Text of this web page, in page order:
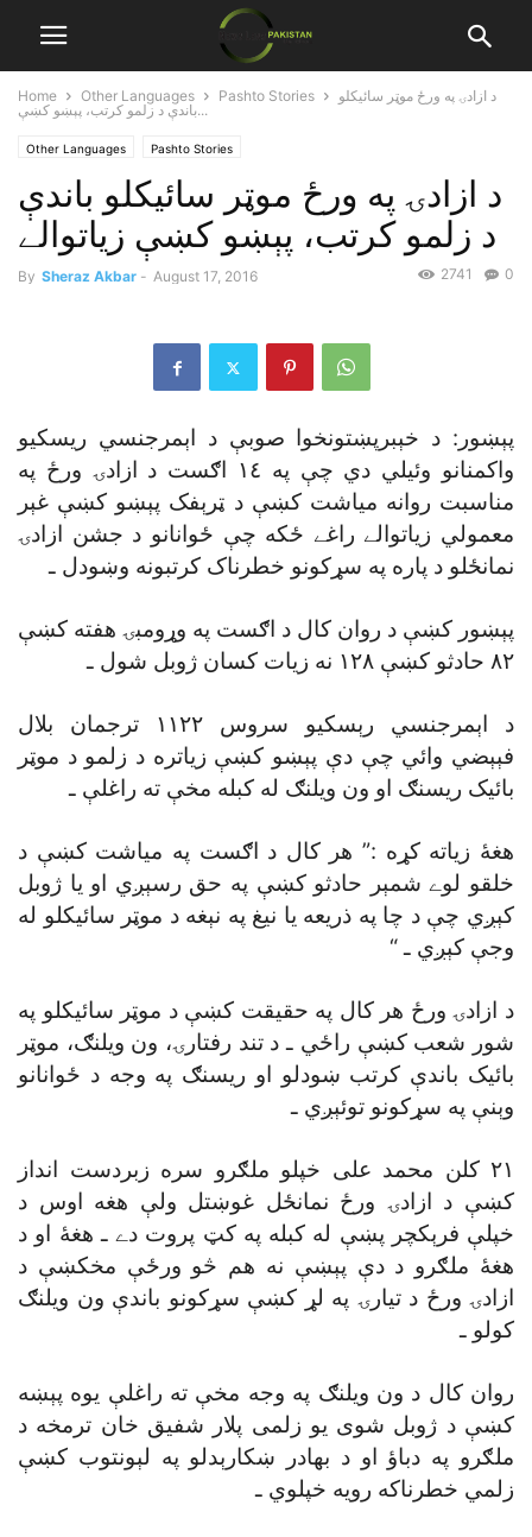
Home Other Languages Pashto Stories
د ازادۍ په ورځ موټر سائيکلو
باندې د زلمو کرتب، پېښو کښې...
Other Languages Pashto Stories
د ازادۍ په ورځ موټر سائيکلو باندې
د زلمو کرتب، پېښو کښې زياتوالے
By Sheraz Akbar - August 17, 2016 0
2741
پېښور: د خېبرپښتونخوا صوبې د اېمرجنسي ريسکيو
واکمنانو وئيلي دي چې په ١٤ اګست د ازادۍ ورځ په
مناسبت روانه مياشت کښې د ټرېفک پېښو کښې غېر
معمولي زياتوالے راغے ځکه چې ځوانانو د جشن ازادۍ
نمانځلو د پاره په سړکونو خطرناک کرتبونه وښودل ـ
پېښور کښې د روان کال د اګست په وړومبۍ هفته کښې
٨٢ حادثو کښې ١٢٨ نه زيات کسان ژوبل شول ـ
د اېمرجنسي رېسکيو سروس ١١٢٢ ترجمان بلال
فېېضي وائي چې دې پېښو کښې زياتره د زلمو د موټر
بائيک ريسنګ او ون ويلنګ له کبله مخې ته راغلې ـ
هغۀ زياته کړه :” هر کال د اګست په مياشت کښې د
خلقو لوے شمېر حادثو کښې په حق رسېږي او يا ژوبل
کېږي چې د چا په ذريعه يا نيغ په نېغه د موټر سائيکلو له
وجې کېږي ـ “
د ازادۍ ورځ هر کال په حقيقت کښې د موټر سائيکلو په
شور شعب کښې راځي ـ د تند رفتارۍ، ون ويلنګ، موټر
بائيک باندې کرتب ښودلو او ريسنګ په وجه د ځوانانو
وېنې په سړکونو توئېږي ـ
٢١ کلن محمد على خپلو ملګرو سره زبردست انداز
کښې د ازادۍ ورځ نمانځل غوښتل ولې هغه اوس د
خپلې فرېکچر پښې له کبله په کټ پروت دے ـ هغۀ او د
هغۀ ملګرو د دې پېښې نه هم څو ورځې مخکښې د
ازادۍ ورځ د تيارۍ په لړ کښې سړکونو باندې ون ويلنګ
کولو ـ
روان کال د ون ويلنګ په وجه مخې ته راغلې يوه پېښه
کښې د ژوبل شوى يو زلمى پلار شفيق خان ترمخه د
ملګرو په دباؤ او د بهادر ښکارېدلو په لېونتوب کښې
زلمي خطرناکه رويه خپلوي ـ